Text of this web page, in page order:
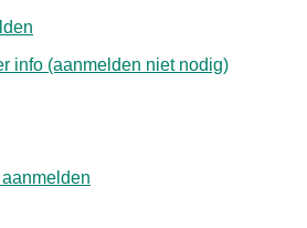
info (aanmelden niet nodig)